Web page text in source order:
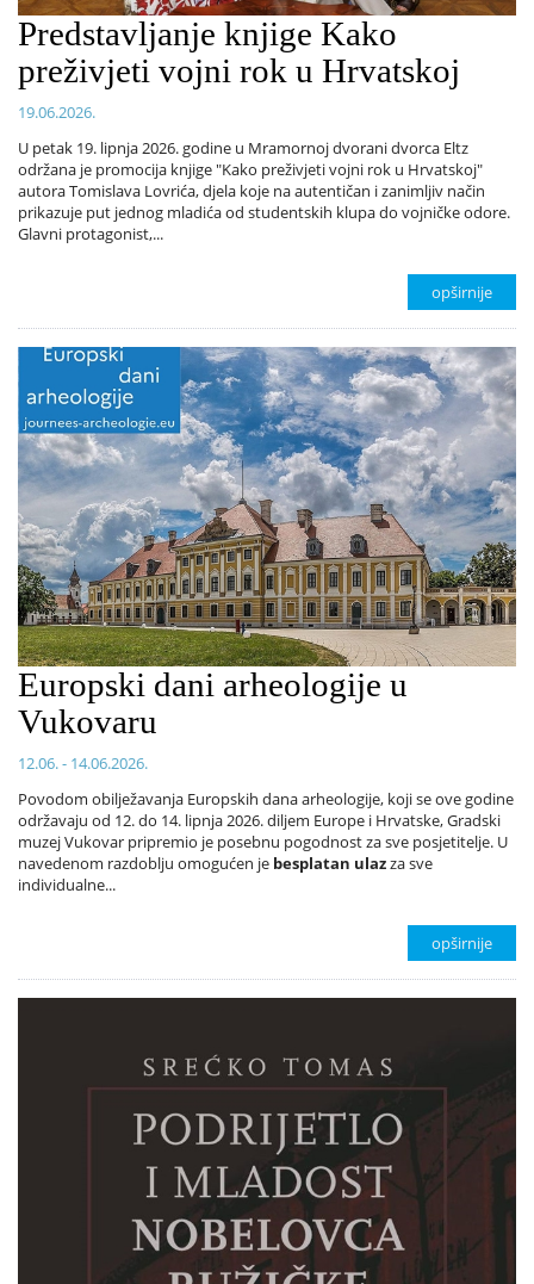
Predstavljanje knjige Kako
preživjeti vojni rok u Hrvatskoj
19.06.2026.
U petak 19. lipnja 2026. godine u Mramornoj dvorani dvorca Eltz
održana je promocija knjige "Kako preživjeti vojni rok u Hrvatskoj"
autora Tomislava Lovrića, djela koje na autentičan i zanimljiv način
prikazuje put jednog mladića od studentskih klupa do vojničke odore.
Glavni protagonist,...
opširnije
Europski dani arheologije u
Vukovaru
12.06. - 14.06.2026.
Povodom obilježavanja Europskih dana arheologije, koji se ove godine
održavaju od 12. do 14. lipnja 2026. diljem Europe i Hrvatske, Gradski
muzej Vukovar pripremio je posebnu pogodnost za sve posjetitelje. U
navedenom razdoblju omogućen je besplatan ulazza sve
individualne...
opširnije